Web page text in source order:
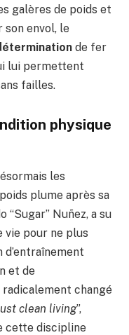
galères de poids et
envol, le
de fer
lui permettent
failles.
physique
les
plume après sa
Nuñez, a su
vie pour ne plus
d’entraînement
et de
changé
clean living”,
cette discipline